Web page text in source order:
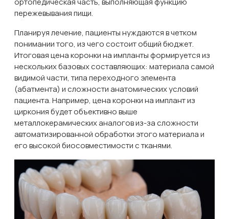
пережевывания пищи.
Планируя лечение, пациенты нуждаются в четком
понимании того, из чего состоит общий бюджет.
Итоговая цена коронки на импланты формируется из
нескольких базовых составляющих: материала самой
видимой части, типа переходного элемента
(абатмента) и сложности анатомических условий
пациента. Например, цена коронки на имплант из
циркония будет объективно выше
металлокерамических аналогов из-за сложности
автоматизированной обработки этого материала и
его высокой биосовместимости с тканями.